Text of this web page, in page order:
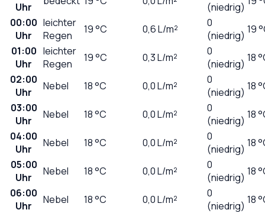
Uhr
(niedrig)
00:00
Uhr
leichter
Regen
19°C 0,6L/m²
0
(niedrig) 19
01:00
Uhr
leichter
Regen
19°C 0,3L/m²
0
(niedrig) 18
02:00
Uhr
Nebel 18°C 0,0L/m²
0
(niedrig) 18
03:00
Uhr
Nebel 18°C 0,0L/m²
0
(niedrig) 18
04:00
Uhr
Nebel 18°C 0,0L/m²
0
(niedrig) 18
05:00
Uhr
Nebel 18°C 0,0L/m²
0
(niedrig) 18
06:00
Uhr
Nebel 18°C 0,0L/m²
0
(niedrig) 18